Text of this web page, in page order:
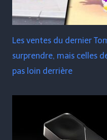
Les ventes du dernier
surprendre, mais celles
pas loin derrière